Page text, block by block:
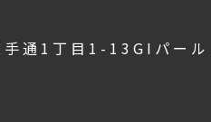
手通1丁目1-13GIパール